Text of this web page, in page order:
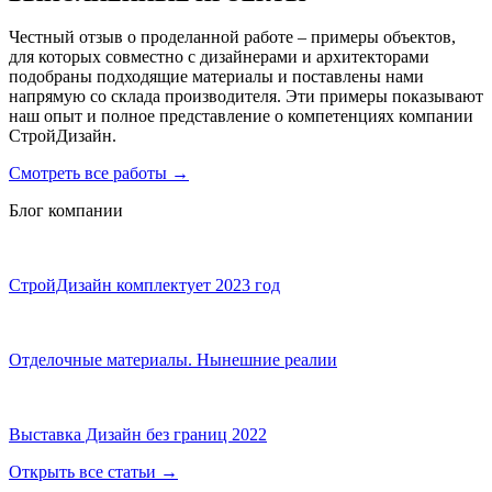
Честный отзыв о проделанной работе – примеры объектов,
для которых совместно с дизайнерами и архитекторами
подобраны подходящие материалы и поставлены нами
напрямую со склада производителя. Эти примеры показывают
наш опыт и полное представление о компетенциях компании
СтройДизайн.
Смотреть все работы →
Блог компании
СтройДизайн комплектует 2023 год
Отделочные материалы. Нынешние реалии
Выставка Дизайн без границ 2022
Открыть все статьи →